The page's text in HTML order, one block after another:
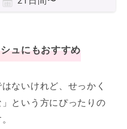
ュにもおすすめ
ないけれど、せっかく
という方にぴったりの